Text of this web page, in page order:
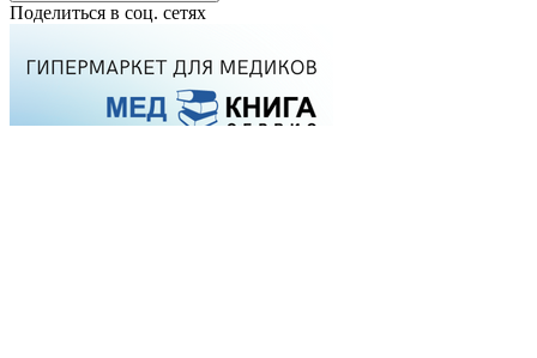
Поделиться в соц. сетях